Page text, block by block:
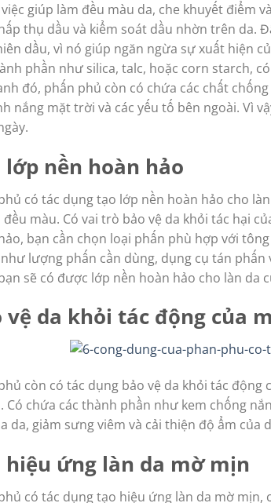
giúp làm đều màu da, che khuyết điểm
thụ dầu và kiểm soát dầu nhờn trên da.
dầu, vì nó giúp ngăn ngừa sự xuất hiện
phần như silica, talc, hoặc corn starch,
đó, phấn phủ còn có chứa các chất
nắng mặt trời và các yếu tố bên ngoài. Vì
lớp nền hoàn hảo
có tác dụng tạo lớp nền hoàn hảo cho
đều màu. Có vai trò bảo vệ da khỏi tác hại
bạn cần chọn loại phấn phù hợp với
lượng phấn cần dùng, dụng cụ tán
sẽ có được lớp nền hoàn hảo cho làn da
vệ da khỏi tác động của
còn có tác dụng bảo vệ da khỏi tác
. Có chứa các thành phần như kem chống
da, giảm sưng viêm và cải thiện độ ẩm của
hiệu ứng làn da mờ mịn
có tác dụng tạo hiệu ứng làn da mờ